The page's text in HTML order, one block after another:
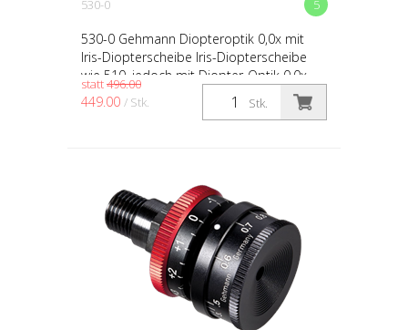
5
530-0
530-0 Gehmann Diopteroptik 0,0x mit
Iris-Diopterscheibe Iris-Diopterscheibe
wie 510, jedoch mit Diopter-Optik 0,0x
(ohne Vergrößerung) Beschreibung wie bei
50300-0
Stk.
statt496.00
449.00 / Stk.